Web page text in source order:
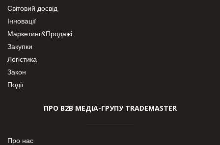
Світовий досвід
Інновації
Маркетинг&Продажі
Закупки
Логістика
Закон
Події
ПРО В2В МЕДІА-ГРУПУ TRADEMASTER
Про нас